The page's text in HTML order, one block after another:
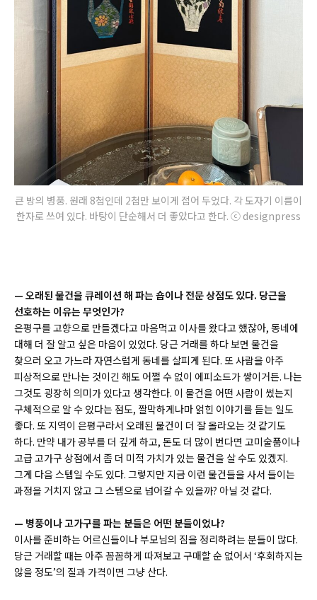
큰 방의 병풍. 원래 8첩인데 2첩만 보이게 접어 두었다. 각 도자기 이름이
한자로 쓰여 있다. 바탕이 단순해서 더 좋았다고 한다. ⓒ designpress
— 오래된 물건을 큐레이션 해 파는 숍이나 전문 상점도 있다. 당근을
선호하는 이유는 무엇인가?
은평구를 고향으로 만들겠다고 마음먹고 이사를 왔다고 했잖아, 동네에
대해 더 잘 알고 싶은 마음이 있었다. 당근 거래를 하다 보면 물건을
찾으러 오고 가느라 자연스럽게 동네를 살피게 된다. 또 사람을 아주
피상적으로 만나는 것이긴 해도 어쩔 수 없이 에피소드가 쌓이거든. 나는
그것도 굉장히 의미가 있다고 생각한다. 이 물건을 어떤 사람이 썼는지
구체적으로 알 수 있다는 점도, 짤막하게나마 얽힌 이야기를 듣는 일도
좋다. 또 지역이 은평구라서 오래된 물건이 더 잘 올라오는 것 같기도
하다. 만약 내가 공부를 더 깊게 하고, 돈도 더 많이 번다면 고미술품이나
고급 고가구 상점에서 좀 더 미적 가치가 있는 물건을 살 수도 있겠지.
그게 다음 스텝일 수도 있다. 그렇지만 지금 이런 물건들을 사서 들이는
과정을 거치지 않고 그 스텝으로 넘어갈 수 있을까? 아닐 것 같다.
— 병풍이나 고가구를 파는 분들은 어떤 분들이었나?
이사를 준비하는 어르신들이나 부모님의 짐을 정리하려는 분들이 많다.
당근 거래할 때는 아주 꼼꼼하게 따져보고 구매할 순 없어서 ‘후회하지는
않을 정도’의 질과 가격이면 그냥 산다.